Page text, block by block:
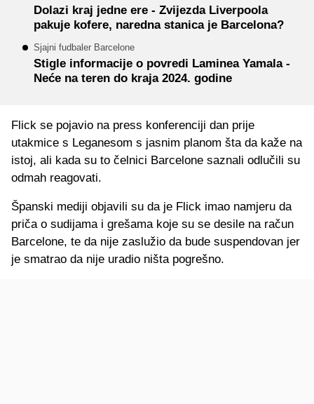
Dolazi kraj jedne ere - Zvijezda Liverpoola
pakuje kofere, naredna stanica je Barcelona?
Sjajni fudbaler Barcelone
Stigle informacije o povredi Laminea Yamala -
Neće na teren do kraja 2024. godine
Flick se pojavio na press konferenciji dan prije
utakmice s Leganesom s jasnim planom šta da kaže na
istoj, ali kada su to čelnici Barcelone saznali odlučili su
odmah reagovati.
Španski mediji objavili su da je Flick imao namjeru da
priča o sudijama i grešama koje su se desile na račun
Barcelone, te da nije zaslužio da bude suspendovan jer
je smatrao da nije uradio ništa pogrešno.